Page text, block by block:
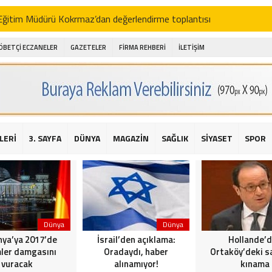
Müdürü Kokrmaz’dan değerlendirme toplantısı
Alibeyoğlu, Aile Destek Merkezini ziyaret etti
ıhlamur piyasalarda
şehitleri için bayraklı kayak gösterileri düzenlenecek
için yardım kermesi
2016 yılı değerlendirmesi
Sarıyer Çayırbaşı Cezayirli Hasan Paşa Camii’nde silahlı
Bahçeli’den Reina’ya düzenlenen terör saldırısına ilişkin açıklama
ECZANELER GAZETELER FİRMA REHBERİ İLETİŞİM
3. SAYFA DÜNYA MAGAZİN SAĞLIK SİYASET SPOR
Dünya
2017’de
damgasını
vuracak
Dünya
İsrail’den açıklama:
Oradaydı, haber
alınamıyor!
Ortaköy’deki
kınama